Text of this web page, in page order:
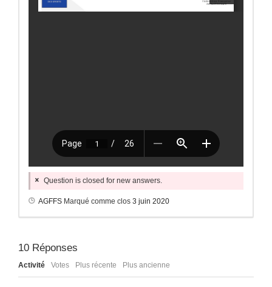
Question is closed for new answers.
AGFFS Marqué comme clos 3 juin 2020
10 Réponses
Activité Votes Plus récente Plus ancienne